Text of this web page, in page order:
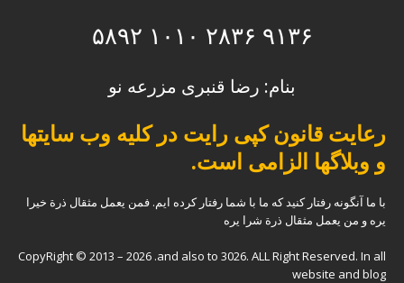
۹۱۳۶ ۲۸۳۶ ۱۰۱۰ ۵۸۹۲
بنام: رضا قنبری مزرعه نو
رعایت قانون کپی رایت در کلیه وب سایتها
و وبلاگها الزامی است.
با ما آنگونه رفتار کنید که ما با شما رفتار کرده ایم. فمن یعمل مثقال ذرة خیرا
یره و من یعمل مثقال ذرة شرا یره
CopyRight © 2013 – 2026 .and also to 3026. ALL Right Reserved. In all
website and blog